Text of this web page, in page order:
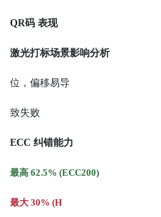
QR码 表现
激光打标场景影响分析
位，偏移易导
致失败
ECC 纠错能力
最高 62.5% (ECC200)
最大 30% (H